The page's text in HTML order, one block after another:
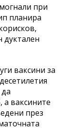
при
планира
дуктален
ваксини за
а ваксините
през